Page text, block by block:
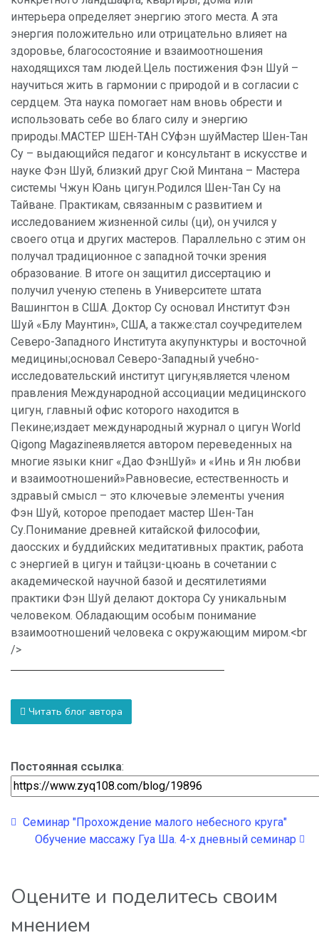
интерьера определяет энергию этого места. А эта
энергия положительно или отрицательно влияет на
здоровье, благосостояние и взаимоотношения
находящихся там людей.Цель постижения Фэн Шуй –
научиться жить в гармонии с природой и в согласии с
сердцем. Эта наука помогает нам вновь обрести и
использовать себе во благо силу и энергию
природы.МАСТЕР ШЕН-ТАН СУфэн шуйМастер Шен-Тан
Су – выдающийся педагог и консультант в искусстве и
науке Фэн Шуй, близкий друг Сюй Минтана – Мастера
системы Чжун Юань цигун.Родился Шен-Тан Су на
Тайване. Практикам, связанным с развитием и
исследованием жизненной силы (ци), он учился у
своего отца и других мастеров. Параллельно с этим он
получал традиционное с западной точки зрения
образование. В итоге он защитил диссертацию и
получил ученую степень в Университете штата
Вашингтон в США. Доктор Су основал Институт Фэн
Шуй «Блу Маунтин», США, а также:стал соучредителем
Северо-Западного Института акупунктуры и восточной
медицины;основал Северо-Западный учебно-
исследовательский институт цигун;является членом
правления Международной ассоциации медицинского
цигун, главный офис которого находится в
Пекине;издает международный журнал о цигун World
Qigong Magazineявляется автором переведенных на
многие языки книг «Дао ФэнШуй» и «Инь и Ян любви
и взаимоотношений»Равновесие, естественность и
здравый смысл – это ключевые элементы учения
Фэн Шуй, которое преподает мастер Шен-Тан
Су.Понимание древней китайской философии,
даосских и буддийских медитативных практик, работа
с энергией в цигун и тайцзи-цюань в сочетании с
академической научной базой и десятилетиями
практики Фэн Шуй делают доктора Су уникальным
человеком. Обладающим особым понимание
взаимоотношений человека с окружающим миром.<br
/>
Читать блог автора
Постоянная ссылка:
Семинар "Прохождение малого небесного круга"
Обучение массажу Гуа Ша. 4-х дневный семинар
Оцените и поделитесь своим
мнением